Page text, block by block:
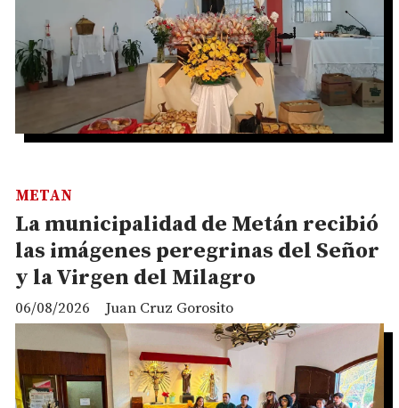
La municipalidad de Metán recibió
las imágenes peregrinas del Señor
y la Virgen del Milagro
Juan Cruz Gorosito
METAN
06/08/2026